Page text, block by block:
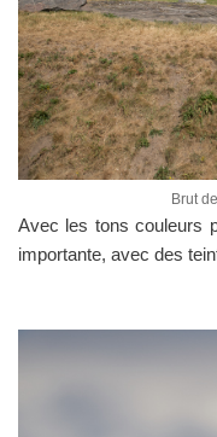
Brut
Avec les tons couleurs
importante, avec des